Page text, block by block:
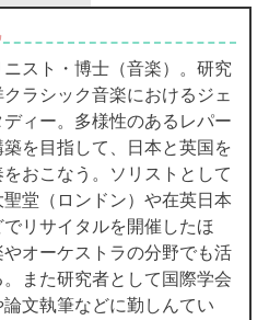
ニスト・博士（音楽）。研究
ラシック音楽におけるジェ
ディー。多様性のあるレパー
築を目指して、日本と英国を
おこなう。ソリストとして
堂（ロンドン）や在英日本
リサイタルを開催したほ
オーケストラの分野でも活
また研究者として国際学会
文執筆などに勤しんてい